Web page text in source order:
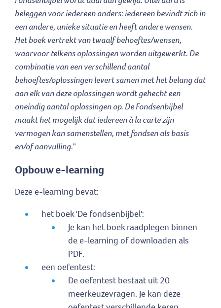
beleggen voor iedereen anders: iedereen bevindt zich in
een andere, unieke situatie en heeft andere wensen.
Het boek vertrekt van twaalf behoeftes/wensen,
waarvoor telkens oplossingen worden uitgewerkt. De
combinatie van een verschillend aantal
behoeftes/oplossingen levert samen met het belang dat
aan elk van deze oplossingen wordt gehecht een
oneindig aantal oplossingen op. De Fondsenbijbel
maakt het mogelijk dat iedereen à la carte zijn
vermogen kan samenstellen, met fondsen als basis
en/of aanvulling."
Opbouw e-learning
Deze e-learning bevat:
het boek 'De fondsenbijbel':
Je kan het boek raadplegen binnen
de e-learning of downloaden als
PDF.
een oefentest:
De oefentest bestaat uit 20
meerkeuzevragen. Je kan deze